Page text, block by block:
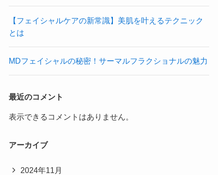
【フェイシャルケアの新常識】美肌を叶えるテクニック
とは
MDフェイシャルの秘密！サーマルフラクショナルの魅力
最近のコメント
表示できるコメントはありません。
アーカイブ
2024年11月